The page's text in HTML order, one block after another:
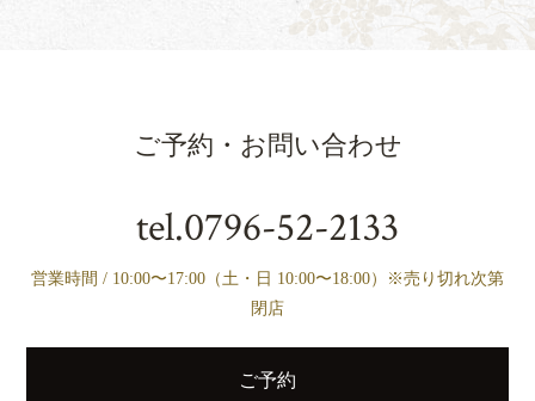
ご予約・お問い合わせ
tel.0796-52-2133
営業時間 / 10:00〜17:00（土・日 10:00〜18:00）※売り切れ次第
閉店
ご予約